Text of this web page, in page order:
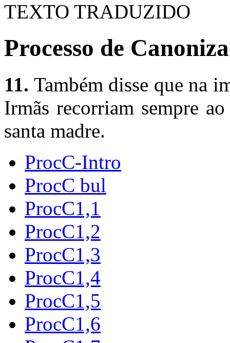
TEXTO TRADUZIDO
Processo de
11. Também disse que na
Irmãs recorriam sempre
santa madre.
ProcC-Intro
ProcC bul
ProcC1,1
ProcC1,2
ProcC1,3
ProcC1,4
ProcC1,5
ProcC1,6